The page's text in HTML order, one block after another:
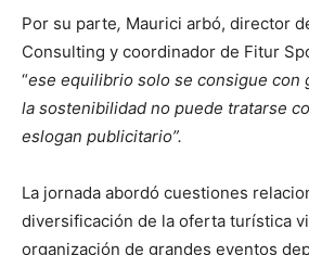
Por su parte, Maurici arbó, director
Consulting y coordinador de Fitur
“ese equilibrio solo se consigue con
la sostenibilidad no puede tratarse
eslogan publicitario”.
La jornada abordó cuestiones
diversificación de la oferta turística
organización de grandes eventos